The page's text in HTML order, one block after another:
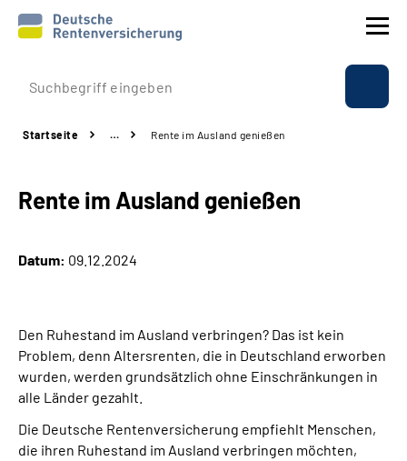
Prävention
Rente
Beratung & Kontakt
Über uns & Presse
Online-Services
Suche
Startseite … Rente im Ausland genießen
Rente im Ausland genießen
Datum: 09.12.2024
Den Ruhestand im Ausland verbringen? Das ist kein
Problem, denn Altersrenten, die in Deutschland erworben
wurden, werden grundsätzlich ohne Einschränkungen in
alle Länder gezahlt.
Die Deutsche Rentenversicherung empfiehlt Menschen,
die ihren Ruhestand im Ausland verbringen möchten,